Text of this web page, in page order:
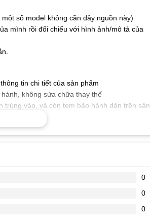
số model không cần dây nguồn này)
mình rồi đối chiếu với hình ảnh/mô tả của
tin chi tiết của sản phẩm
không sửa chữa thay thế
vào, và còn tem bảo hành dán trên sản
tính xách tay của bạn yêu cầu, cấp nguồn
chống chập, cháy nổ, không gây ảnh
quá nóng.
chịu va đập, bảo vệ mạch điện bên trong
0
0
0